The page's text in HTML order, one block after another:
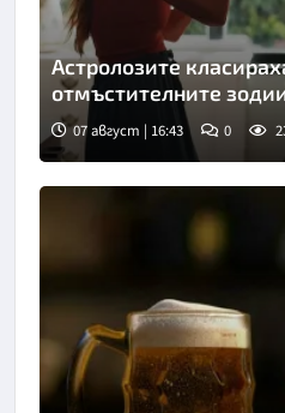
Снимка: iStock
Астролозите
отмъстителните
07 август | 16:43 0